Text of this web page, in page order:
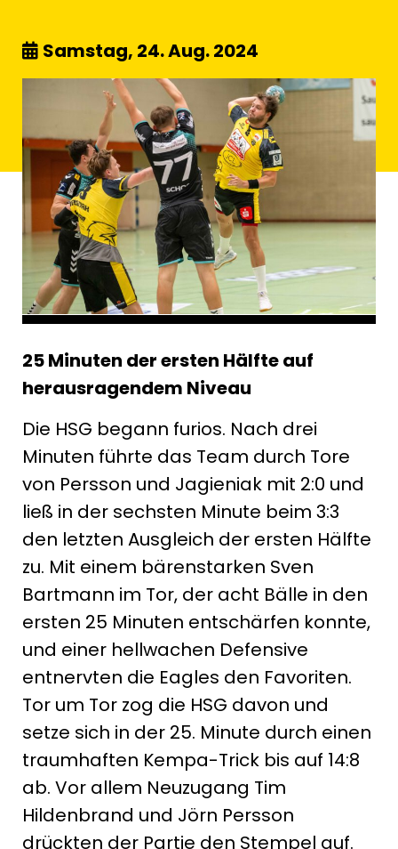
Samstag, 24. Aug. 2024
25 Minuten der ersten Hälfte auf
herausragendem Niveau
Die HSG begann furios. Nach drei
Minuten führte das Team durch Tore
von Persson und Jagieniak mit 2:0 und
ließ in der sechsten Minute beim 3:3
den letzten Ausgleich der ersten Hälfte
zu. Mit einem bärenstarken Sven
Bartmann im Tor, der acht Bälle in den
ersten 25 Minuten entschärfen konnte,
und einer hellwachen Defensive
entnervten die Eagles den Favoriten.
Tor um Tor zog die HSG davon und
setze sich in der 25. Minute durch einen
traumhaften Kempa-Trick bis auf 14:8
ab. Vor allem Neuzugang Tim
Hildenbrand und Jörn Persson
drückten der Partie den Stempel auf.